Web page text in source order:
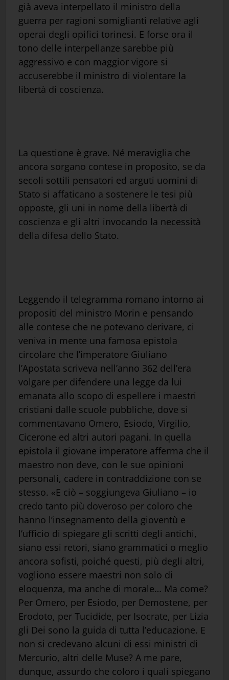
già aveva interpellato il ministro della
guerra per ragioni somiglianti relative agli
operai degli opifici torinesi. E forse ora il
tono delle interpellanze sarebbe più
aggressivo e con maggior vigore si
accuserebbe il ministro di violentare la
libertà di coscienza.
La questione è grave. Né meraviglia che
ancora sorgano contese in proposito, se da
secoli sottili pensatori ed arguti uomini di
Stato si affaticano a sostenere le tesi più
opposte, gli uni in nome della libertà di
coscienza e gli altri invocando la necessità
della difesa dello Stato.
Leggendo il telegramma romano intorno ai
propositi del ministro Morin e pensando
alle contese che ne potevano derivare, ci
veniva in mente una famosa epistola
circolare che l’imperatore Giuliano
l’Apostata scriveva nell’anno 362 dell’era
volgare per difendere una legge da lui
emanata allo scopo di espellere i maestri
cristiani dalle scuole pubbliche, dove si
commentavano Omero, Esiodo, Virgilio,
Cicerone ed altri autori pagani. In quella
epistola il giovane imperatore afferma che il
maestro non deve, con le sue opinioni
personali, cadere in contraddizione con se
stesso. «E ciò – soggiungeva Giuliano – io
credo tanto più doveroso per coloro che
hanno l’insegnamento della gioventù e
l’ufficio di spiegare gli scritti degli antichi,
siano essi retori, siano grammatici o meglio
ancora sofisti, poiché questi, più degli altri,
vogliono essere maestri non solo di
eloquenza, ma anche di morale… Ma come?
Per Omero, per Esiodo, per Demostene, per
Erodoto, per Tucidide, per Isocrate, per Lizia
gli Dei sono la guida di tutta l’educazione. E
non si credevano alcuni di essi ministri di
Mercurio, altri delle Muse? A me pare,
dunque, assurdo che coloro i quali spiegano